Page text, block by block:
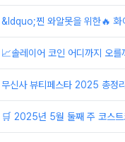
&ldquo;찐 와알못을 위한🔥
📈솔레이어 코인 어디까지 오
무신사 뷰티페스타 2025 총정
🛒 2025년 5월 둘째 주 코스트